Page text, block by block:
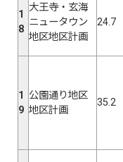
1
8
大王寺・玄海
ニュータウン
地区地区計画
24.7
1
9
公園通り地区
地区計画
35.2